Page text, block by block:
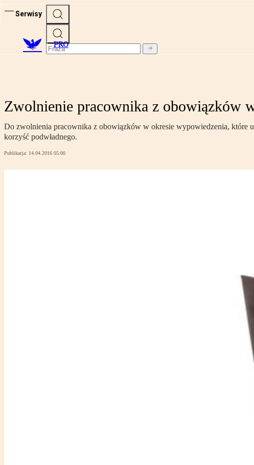
Serwisy
PRO
Zwolnienie pracownika z obowiązków
Do zwolnienia pracownika z obowiązków w okresie wypowiedzenia, które
korzyść podwładnego.
Publikacja: 14.04.2016 05:00